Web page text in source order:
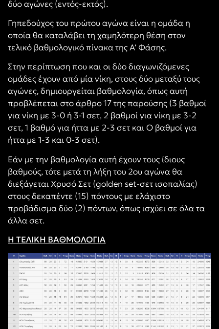
δύο αγώνες (εντός-εκτός).
Γηπεδούχος του πρώτου αγώνα είναι η ομάδα η
οποία θα καταλάβει τη χαμηλότερη θέση στον
τελικό βαθμολογικό πίνακα της Α’ Φάσης.
Στην περίπτωση που και οι δύο διαγωνιζόμενες
ομάδες έχουν από μία νίκη, στους δύο μεταξύ τους
αγώνες, δημιουργείται βαθμολογία, όπως αυτή
προβλέπεται στο άρθρο 17 της παρούσης (3 βαθμοί
για νίκη με 3-0 ή 3-1 σετ, 2 βαθμοί για νίκη με 3-2
σετ, 1 βαθμό για ήττα με 2-3 σετ και Ο βαθμοί για
ήττα με 1-3 και 0-3 σετ).
Εάν με την βαθμολογία αυτή έχουν τους ίδιους
βαθμούς, τότε μετά τη λήξη του 2ου αγώνα θα
διεξάγεται Χρυσό Σετ (golden set-σετ ισοπαλίας)
στους δεκαπέντε (15) πόντους με ελάχιστο
προβάδισμα δύο (2) πόντων, όπως ισχύει σε όλα τα
άλλα σετ.
Η ΤΕΛΙΚΗ ΒΑΘΜΟΛΟΓΙΑ